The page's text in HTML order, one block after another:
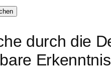
durch die